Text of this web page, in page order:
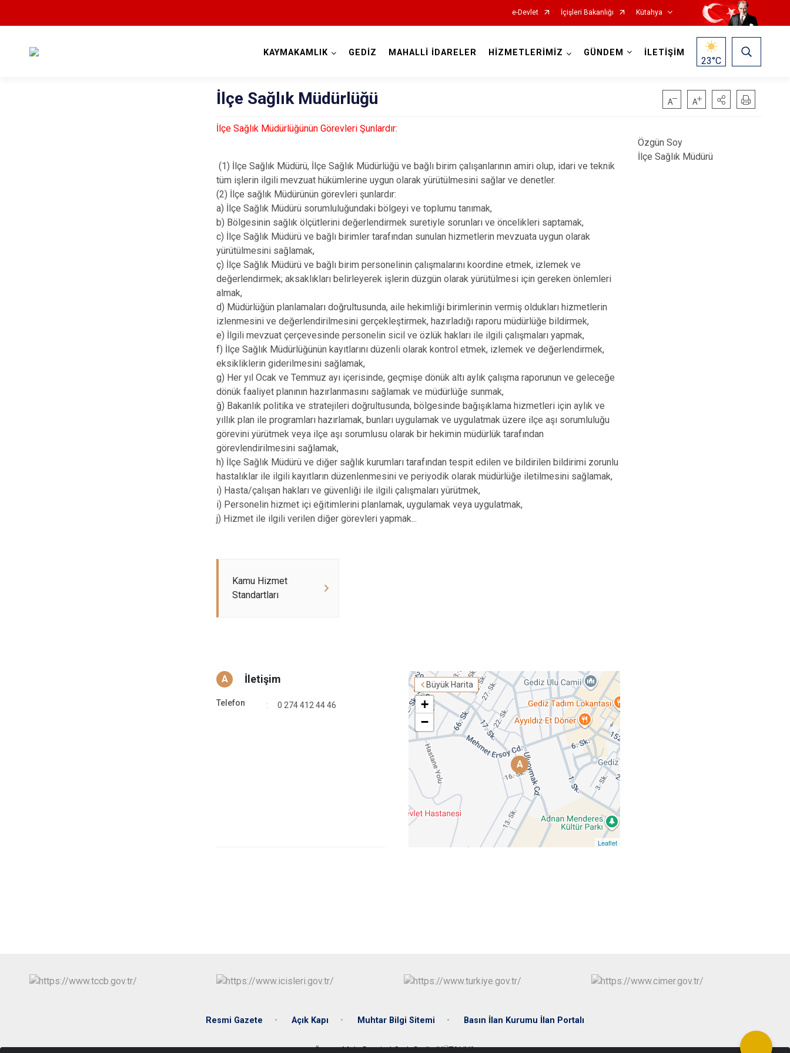
e-Devlet İçişleri Bakanlığı Kütahya
Aslanapa
Çavdarhisar
Dumlupınar
KAYMAKAMLIK GEDİZ MAHALLİ İDARELER HİZMETLERİMİZ GÜNDEM İLETİŞİM
23°C
İlçe Sağlık Müdürlüğü
İlçe Sağlık Müdürlüğünün Görevleri Şunlardır:
(1) İlçe Sağlık Müdürü, İlçe Sağlık Müdürlüğü ve bağlı birim çalışanlarının amiri olup, idari ve teknik
tüm işlerin ilgili mevzuat hükümlerine uygun olarak yürütülmesini sağlar ve denetler.
(2) İlçe sağlık Müdürünün görevleri şunlardır:
a) İlçe Sağlık Müdürü sorumluluğundaki bölgeyi ve toplumu tanımak,
b) Bölgesinin sağlık ölçütlerini değerlendirmek suretiyle sorunları ve öncelikleri saptamak,
c) İlçe Sağlık Müdürü ve bağlı birimler tarafından sunulan hizmetlerin mevzuata uygun olarak
yürütülmesini sağlamak,
ç) İlçe Sağlık Müdürü ve bağlı birim personelinin çalışmalarını koordine etmek, izlemek ve
değerlendirmek; aksaklıkları belirleyerek işlerin düzgün olarak yürütülmesi için gereken önlemleri
almak,
d) Müdürlüğün planlamaları doğrultusunda, aile hekimliği birimlerinin vermiş oldukları hizmetlerin
izlenmesini ve değerlendirilmesini gerçekleştirmek, hazırladığı raporu müdürlüğe bildirmek,
e) İlgili mevzuat çerçevesinde personelin sicil ve özlük hakları ile ilgili çalışmaları yapmak,
f) İlçe Sağlık Müdürlüğünün kayıtlarını düzenli olarak kontrol etmek, izlemek ve değerlendirmek,
eksikliklerin giderilmesini sağlamak,
g) Her yıl Ocak ve Temmuz ayı içerisinde, geçmişe dönük altı aylık çalışma raporunun ve geleceğe
dönük faaliyet planının hazırlanmasını sağlamak ve müdürlüğe sunmak,
ğ) Bakanlık politika ve stratejileri doğrultusunda, bölgesinde bağışıklama hizmetleri için aylık ve
yıllık plan ile programları hazırlamak, bunları uygulamak ve uygulatmak üzere ilçe aşı sorumluluğu
görevini yürütmek veya ilçe aşı sorumlusu olarak bir hekimin müdürlük tarafından
görevlendirilmesini sağlamak,
h) İlçe Sağlık Müdürü ve diğer sağlık kurumları tarafından tespit edilen ve bildirilen bildirimi zorunlu
hastalıklar ile ilgili kayıtların düzenlenmesini ve periyodik olarak müdürlüğe iletilmesini sağlamak,
ı) Hasta/çalışan hakları ve güvenliği ile ilgili çalışmaları yürütmek,
i) Personelin hizmet içi eğitimlerini planlamak, uygulamak veya uygulatmak,
j) Hizmet ile ilgili verilen diğer görevleri yapmak...
Kamu Hizmet
Standartları
Büyük Harita
A
+
−
Leaflet
A İletişim
Telefon 0 274 412 44 46
Özgün Soy
İlçe Sağlık Müdürü
Resmi Gazete Açık Kapı Muhtar Bilgi Sitemi Basın İlan Kurumu İlan Portalı
Özyurt Mah. Demirel Cad. Gediz/KÜTAHYA